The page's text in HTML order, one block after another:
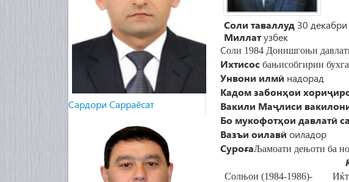
Соли таваллуд 30
Миллатузбек
Соли 1984 Донишгоњи
Ихтисос бањисобгирии
Унвони илмӣ надорад
Кадом забонҳои
Вакили Маҷлиси
Бо мукофотҳои давлатӣ
Вазъи оилавӣ оиладор
СуроғаЉамоати дењоти ба
Солњои (1984-1986)- Иќ
Cардори Сарраёсат